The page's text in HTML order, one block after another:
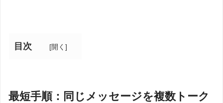
目次 [開く ]
最短手順：同じメッセージを複数トーク